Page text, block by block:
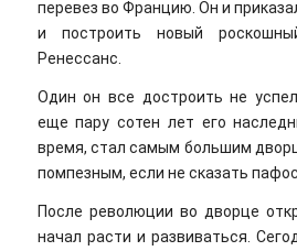
перевез во Францию. Он и
и построить новый
Ренессанс.
Один он все достроить не
еще пару сотен лет его
время, стал самым большим
помпезным, если не сказать
После революции во дворце
начал расти и развиваться.